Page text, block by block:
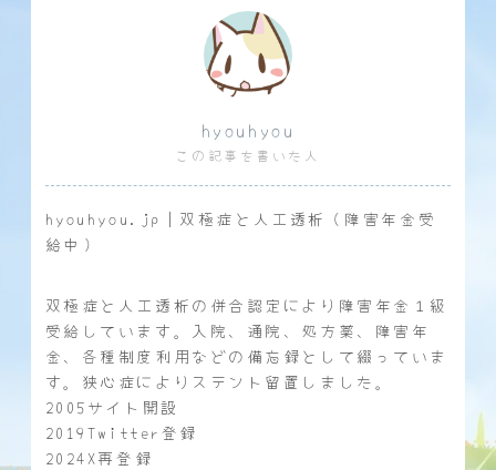
hyouhyou
この記事を書いた人
hyouhyou.jp｜双極症と人工透析（障害年金受
給中）
双極症と人工透析の併合認定により障害年金１級
受給しています。入院、通院、処方薬、障害年
金、各種制度利用などの備忘録として綴っていま
す。狭心症によりステント留置しました。
2005サイト開設
2019Twitter登録
2024X再登録